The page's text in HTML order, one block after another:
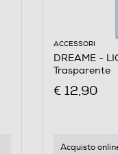
ACCESSORI
DREAME -
Trasparente
€ 12,90
Acquisto